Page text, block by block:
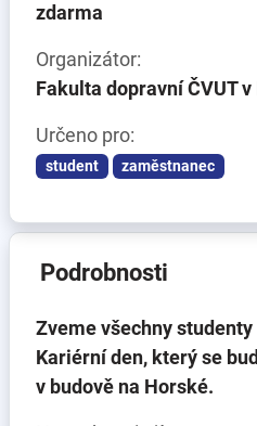
zdarma
Organizátor:
Fakulta dopravní ČVUT
Určeno pro:
student zaměstnanec
Podrobnosti
Zveme všechny
Kariérní den, který se
v budově na Horské.